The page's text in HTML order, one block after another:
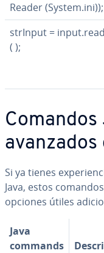
Rea­der (System.ini));
strInput =
( );
Comandos
avanzados
Si ya tienes
Java, estos
opciones útiles
Java
commands